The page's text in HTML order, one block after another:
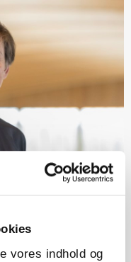
vores indhold og